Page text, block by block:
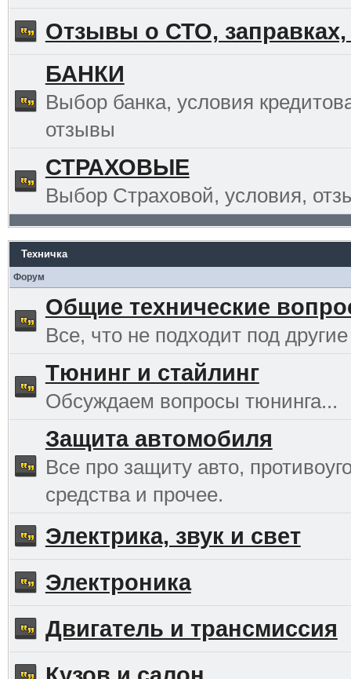
Отзывы о СТО, заправках,
БАНКИ
Выбор банка, условия
отзывы
СТРАХОВЫЕ
Выбор Страховой, условия,
Техничка
Форум
Общие технические
Все, что не подходит под другие
Тюнинг и стайлинг
Обсуждаем вопросы тюнинга...
Защита автомобиля
Все про защиту авто,
средства и прочее.
Электрика, звук и свет
Электроника
Двигатель и трансмиссия